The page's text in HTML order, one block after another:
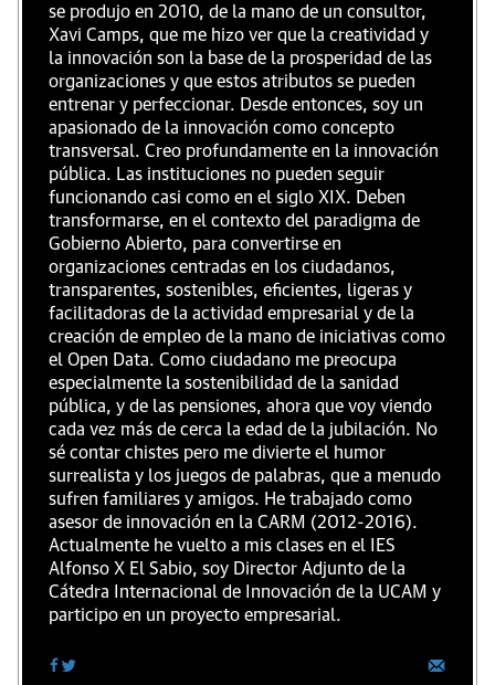
se produjo en 2010, de la mano de un consultor,
Xavi Camps, que me hizo ver que la creatividad y
la innovación son la base de la prosperidad de las
organizaciones y que estos atributos se pueden
entrenar y perfeccionar. Desde entonces, soy un
apasionado de la innovación como concepto
transversal. Creo profundamente en la innovación
pública. Las instituciones no pueden seguir
funcionando casi como en el siglo XIX. Deben
transformarse, en el contexto del paradigma de
Gobierno Abierto, para convertirse en
organizaciones centradas en los ciudadanos,
transparentes, sostenibles, eficientes, ligeras y
facilitadoras de la actividad empresarial y de la
creación de empleo de la mano de iniciativas como
el Open Data. Como ciudadano me preocupa
especialmente la sostenibilidad de la sanidad
pública, y de las pensiones, ahora que voy viendo
cada vez más de cerca la edad de la jubilación. No
sé contar chistes pero me divierte el humor
surrealista y los juegos de palabras, que a menudo
sufren familiares y amigos. He trabajado como
asesor de innovación en la CARM (2012-2016).
Actualmente he vuelto a mis clases en el IES
Alfonso X El Sabio, soy Director Adjunto de la
Cátedra Internacional de Innovación de la UCAM y
participo en un proyecto empresarial.